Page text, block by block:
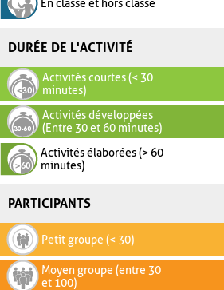
En classe et hors classe
DURÉE DE L'ACTIVITÉ
Activités courtes (< 30
minutes)
Activités développées
(Entre 30 et 60 minutes)
Activités élaborées (> 60
minutes)
PARTICIPANTS
Petit groupe (< 30)
Moyen groupe (entre 30
et 100)